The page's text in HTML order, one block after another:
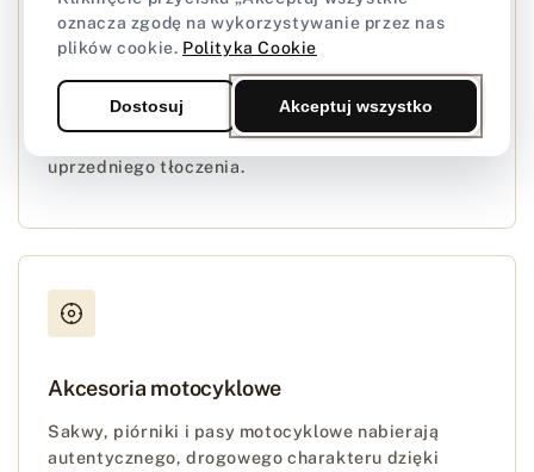
Postarzanie gładkiego lica
Nawet gładkie powierzchnie nabierają naturalnej
patyny i unikalnego charakteru bez konieczności
uprzedniego tłoczenia.
Akcesoria motocyklowe
Sakwy, piórniki i pasy motocyklowe nabierają
autentycznego, drogowego charakteru dzięki
oznacza zgodę na wykorzystywanie przez nas
plików cookie. Polityka Cookie
Dostosuj Akceptuj wszystko